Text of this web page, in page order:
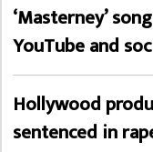
‘Masterney’
YouTube and
Hollywood
sentenced in